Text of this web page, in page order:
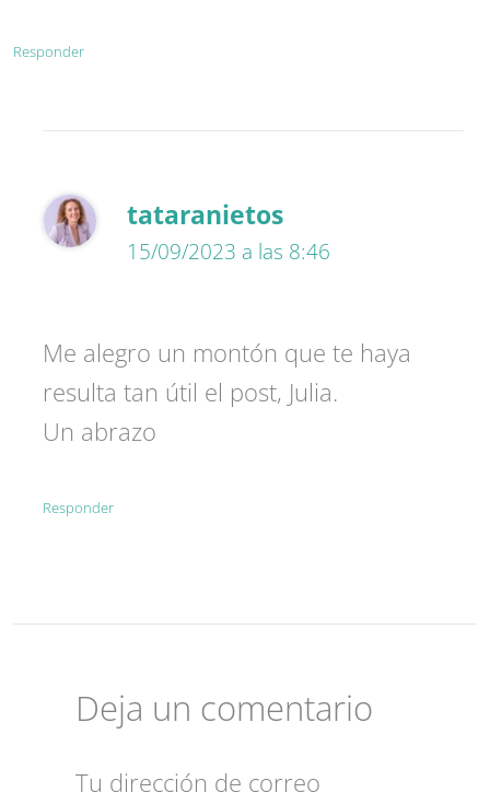
Responder
tataranietos
15/09/2023 a las 8:46
Me alegro un montón que te haya
resulta tan útil el post, Julia.
Un abrazo
Responder
Deja un comentario
Tu dirección de correo